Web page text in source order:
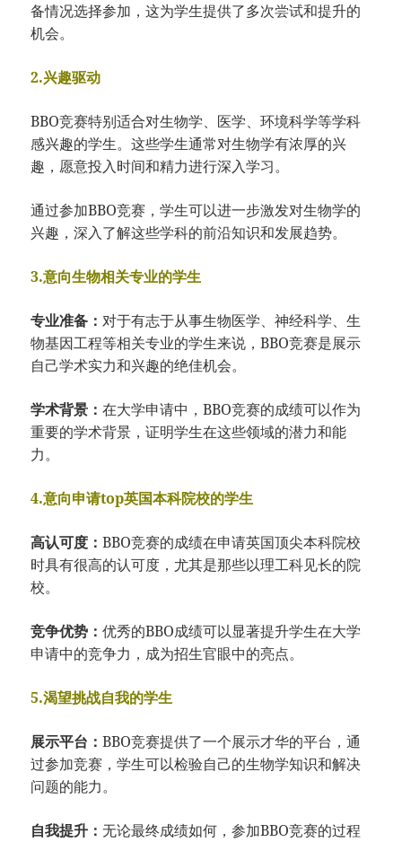
备情况选择参加，这为学生提供了多次尝试和提升的
机会。
2.兴趣驱动
BBO竞赛特别适合对生物学、医学、环境科学等学科
感兴趣的学生。这些学生通常对生物学有浓厚的兴
趣，愿意投入时间和精力进行深入学习。
通过参加BBO竞赛，学生可以进一步激发对生物学的
兴趣，深入了解这些学科的前沿知识和发展趋势。
3.意向生物相关专业的学生
专业准备：对于有志于从事生物医学、神经科学、生
物基因工程等相关专业的学生来说，BBO竞赛是展示
自己学术实力和兴趣的绝佳机会。
学术背景：在大学申请中，BBO竞赛的成绩可以作为
重要的学术背景，证明学生在这些领域的潜力和能
力。
4.意向申请top英国本科院校的学生
高认可度：BBO竞赛的成绩在申请英国顶尖本科院校
时具有很高的认可度，尤其是那些以理工科见长的院
校。
竞争优势：优秀的BBO成绩可以显著提升学生在大学
申请中的竞争力，成为招生官眼中的亮点。
5.渴望挑战自我的学生
展示平台：BBO竞赛提供了一个展示才华的平台，通
过参加竞赛，学生可以检验自己的生物学知识和解决
问题的能力。
自我提升：无论最终成绩如何，参加BBO竞赛的过程